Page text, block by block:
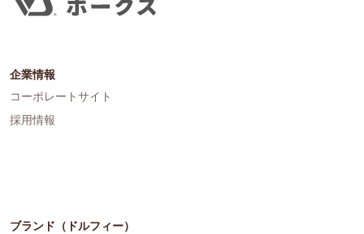
企業情報
コーポレートサイト
採用情報
ブランド（ドルフィー）